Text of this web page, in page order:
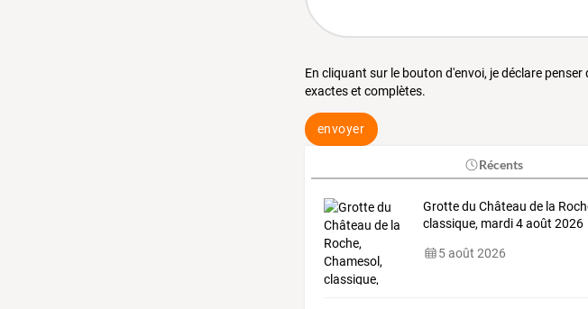
En cliquant sur le bouton d'envoi, je déclare
exactes et complètes.
envoyer
Récents
Grotte du Château de la
classique, mardi 4 août 2026
5 août 2026